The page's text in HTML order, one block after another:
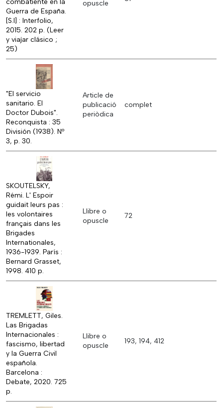
combatiente en la
Guerra de España.
[S.l] : Interfolio,
2015. 202 p. (Leer
y viajar clásico ;
25)
opuscle
"El servicio
sanitario. El
Doctor Dubois".
Reconquista : 35
División (1938). Nº
3, p. 30.
Article de
publicació
periòdica
complet
SKOUTELSKY,
Rémi. L' Espoir
guidait leurs pas :
les volontaires
français dans les
Brigades
Internationales,
1936-1939. París :
Bernard Grasset,
1998. 410 p.
Llibre o
opuscle
72
TREMLETT, Giles.
Las Brigadas
Internacionales :
fascismo, libertad
y la Guerra Civil
española.
Barcelona :
Debate, 2020. 725
p.
Llibre o
opuscle
193, 194, 412